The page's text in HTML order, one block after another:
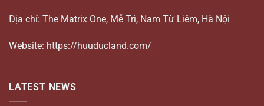
Địa chỉ: The Matrix One, Mễ Trì, Nam Từ Liêm, Hà Nội
Website: https://huuducland.com/
LATEST NEWS